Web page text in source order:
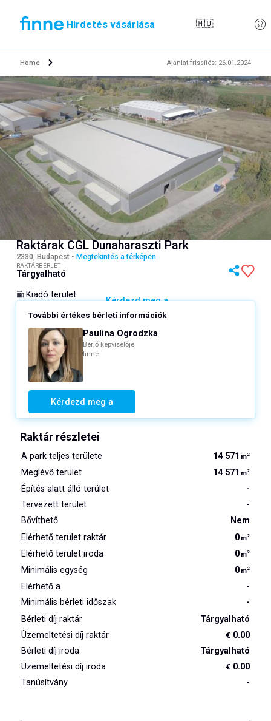
Hirdetés vásárlása 🇭🇺
Home Ajánlat frissítés: 26.01.2024
Raktárak CGL Dunaharaszti Park
2330, Budapest • Megtekintés a térképen
RAKTÁRBÉRLET
Tárgyalható
Kiadó terület:
Kérdezd meg a
További értékes bérleti információk
Paulina Ogrodzka
Bérlő képviselője
finne
Kérdezd meg a
Raktár részletei
A park teljes területe 14 571 m2
Meglévő terület 14 571 m2
Építés alatt álló terület
-
Tervezett terület
-
Bővíthető
Nem
Elérhető terület raktár
0 m2
Elérhető terület iroda 0 m2
Minimális egység 0 m2
Elérhető a
-
Minimális bérleti időszak
-
Bérleti díj raktár
Tárgyalható
Üzemeltetési díj raktár
€ 0.00
Bérleti díj iroda
Tárgyalható
Üzemeltetési díj iroda
€ 0.00
Tanúsítvány
-